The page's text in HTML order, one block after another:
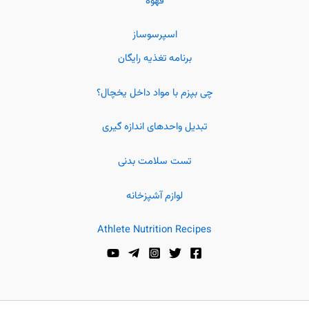
اسپرسوساز
برنامه تغذیه رایگان
چی بپزم با مواد داخل یخچال؟
تبدیل واحدهای اندازه گیری
تست سلامت بدنی
لوازم آشپزخانه
Athlete Nutrition Recipes